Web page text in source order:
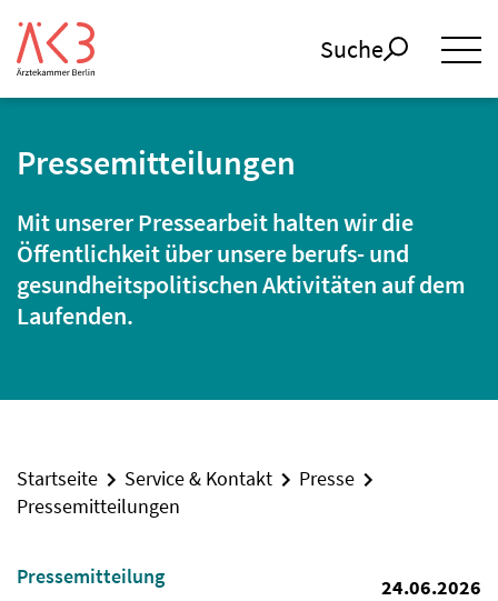
Suche
Pressemitteilungen
Mit unserer Pressearbeit halten wir die
Öffentlichkeit über unsere berufs- und
gesundheitspolitischen Aktivitäten auf dem
Laufenden.
Startseite Service & Kontakt
Presse
Pressemitteilungen
Pressemitteilung 24.06.2026